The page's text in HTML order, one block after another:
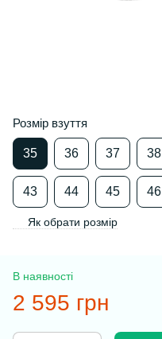
Розмір взуття
35 36 37 38
43 44 45 46
Як обрати розмір
В наявності
2 595 грн